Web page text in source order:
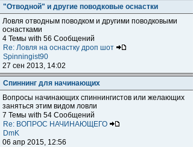
"Отводной" и другие поводковые оснастки
Ловля отводным поводком и другими поводковыми
оснастками
4 Темы with 56 Сообщений
Re: Ловля на оснастку дроп шот
Spinningist90
27 сен 2013, 14:02
Спиннинг для начинающих
Вопросы начинающих спиннингистов или желающих
заняться этим видом ловли
7 Темы with 54 Сообщений
Re: ВОПРОС НАЧИНАЮЩЕГО
DmK
06 апр 2015, 12:56